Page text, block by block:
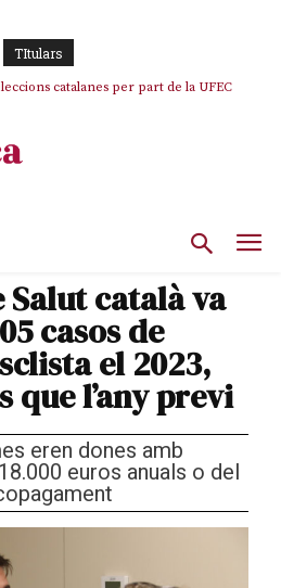
TItulars
catalanes per part de la UFEC
Salut català va
casos de
el 2023,
que l’any previ
eren dones amb
euros anuals o del